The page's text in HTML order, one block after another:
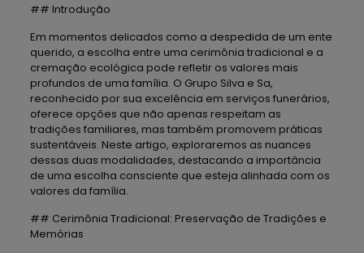
## Introdução
Em momentos delicados como a despedida de um ente
querido, a escolha entre uma cerimônia tradicional e a
cremação ecológica pode refletir os valores mais
profundos de uma família. O Grupo Silva e Sa,
reconhecido por sua excelência em serviços funerários,
oferece opções que não apenas respeitam as
tradições familiares, mas também promovem práticas
sustentáveis. Neste artigo, exploraremos as nuances
dessas duas modalidades, destacando a importância
de uma escolha consciente que esteja alinhada com os
valores da família.
## Cerimônia Tradicional: Preservação de Tradições e
Memórias